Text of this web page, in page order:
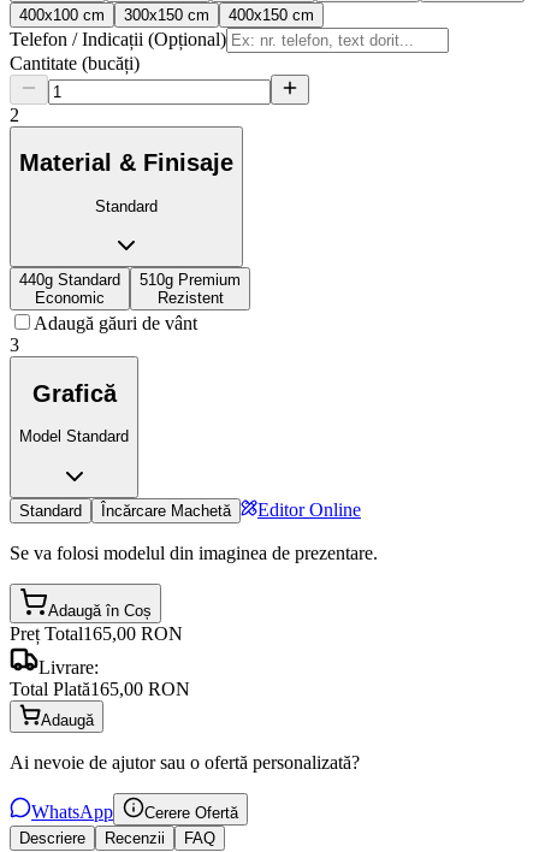
400x100 cm
300x150 cm 400x150 cm
Telefon / Indicații (Opțional)
Cantitate (bucăți)
2
Material & Finisaje
Standard
440g Standard
Economic
510g Premium
Rezistent
Adaugă găuri de vânt
3
Grafică
Model Standard
Standard Încărcare Machetă Editor Online
Se va folosi modelul din imaginea de prezentare.
Adaugă în Coș
Preț Total165,00 RON
Livrare:
Total Plată165,00 RON
Adaugă
Ai nevoie de ajutor sau o ofertă personalizată?
WhatsApp
Cerere Ofertă
Descriere
Recenzii FAQ